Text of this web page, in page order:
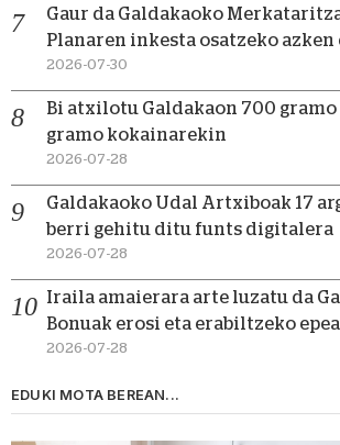
Gaur da Galdakaoko
Planaren inkesta osatzeko azken
2026-07-30
Bi atxilotu Galdakaon 700 gramo
gramo kokainarekin
2026-07-28
Galdakaoko Udal Artxiboak 17
berri gehitu ditu funts digitalera
2026-07-28
Iraila amaierara arte luzatu da
Bonuak erosi eta erabiltzeko epea
2026-07-28
EDUKI MOTA BEREAN...